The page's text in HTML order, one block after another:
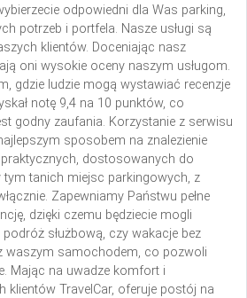
odpowiedni dla Was parking,
potrzeb i portfela. Nasze usługi są
klientów. Doceniając nasz
oni wysokie oceny naszym usługom.
gdzie ludzie mogą wystawiać recenzje
notę 9,4 na 10 punktów, co
godny zaufania. Korzystanie z serwisu
sposobem na znalezienie
dostosowanych do
tym tanich miejsc parkingowych, z
Zapewniamy Państwu pełne
dzięki czemu będziecie mogli
służbową, czy wakacje bez
waszym samochodem, co pozwoli
Mając na uwadze komfort i
klientów TravelCar, oferuje postój na